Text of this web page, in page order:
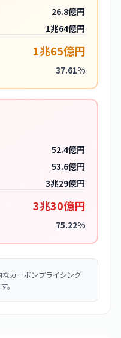
26.8億円
1兆64億円
1兆65億円
37.61%
52.4億円
53.6億円
3兆29億円
3兆30億円
75.22%
カーボンプライシング
。